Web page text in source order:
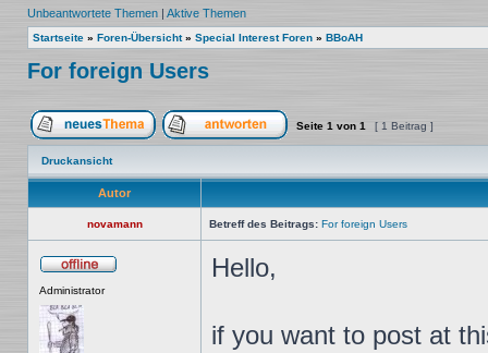
Unbeantwortete Themen | Aktive Themen
Startseite » Foren-Übersicht» Special Interest Foren » BBoAH
For foreign Users
Ein neues Thema erstellenAuf das Thema antworten
Seite 1 von 1 [ 1 Beitrag ]
Druckansicht
Autor
novamann Betreff des Beitrags: For foreign Users
Administrator
Hello,
if you want to post at